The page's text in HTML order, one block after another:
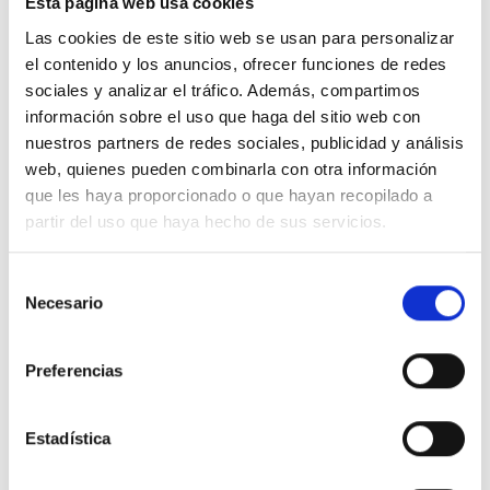
Las cookies de este sitio web se usan para personalizar
el contenido y los anuncios, ofrecer funciones de redes
sociales y analizar el tráfico. Además, compartimos
información sobre el uso que haga del sitio web con
nuestros partners de redes sociales, publicidad y análisis
web, quienes pueden combinarla con otra información
que les haya proporcionado o que hayan recopilado a
partir del uso que haya hecho de sus servicios.
Necesario
Preferencias
Estadística
1. El miedo ya se acabó porque su fuente ha
desaparecido, y con ella, todos sus
pensamientos desaparecieron también. El amor
sigue siendo el único estado presente, cuya
Fuente está aquí para siempre. ¿Cómo iba a
acogedor, cuando todos mis errores pasados lo
oprimen y me muestran manifestaciones
distorsionadas de miedo? Mas en el presente el
amor es obvio y sus efectos evidentes. El mundo
por fin percibo un mundo perdonado.